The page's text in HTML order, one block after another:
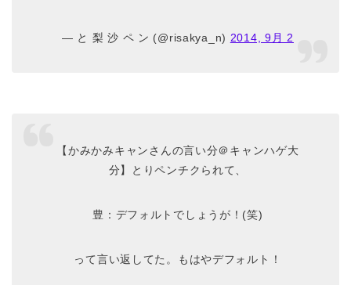
— と 梨 沙 ペ ン (@risakya_n) 2014, 9月 2
【かみかみキャンさんの言い分＠キャンハゲ大
分】とりペンチクられて、
豊：デフォルトでしょうが！(笑)
って言い返してた。もはやデフォルト！